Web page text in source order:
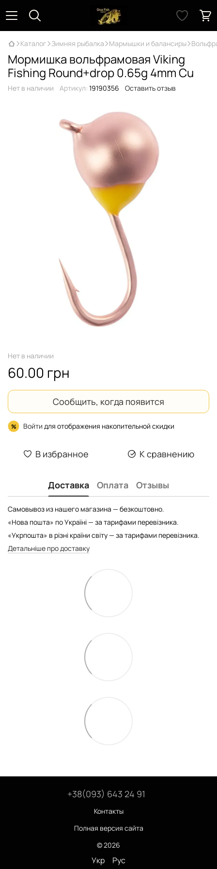
Каталог Зимняя рыбалка Мармышки и балансиры
Мормишка вольфрамовая Viking
Fishing Round+drop 0.65g 4mm Cu
Нет в наличии Артикул: 19190356 Оставить отзыв
Нет в наличии
60.00 грн
Сообщить, когда появится
% Войти для отображения накопительной скидки
В избранное К сравнению
Доставка Оплата Отзывы
Самовывоз из нашего магазина — безкоштовно.
«Нова пошта» по Україні — за тарифами перевізника.
«Укрпошта» в різні країни світу — за тарифами перевізника.
Детальніше про доставку
+38(093) 643 24 91
Контакты
Полная версия сайта
© 2026
Укр Рус